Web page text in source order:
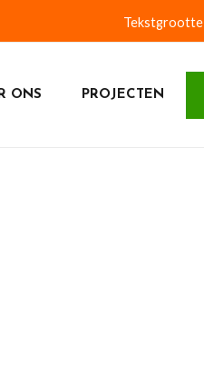
Tekstgrootte
ONS PROJECTEN